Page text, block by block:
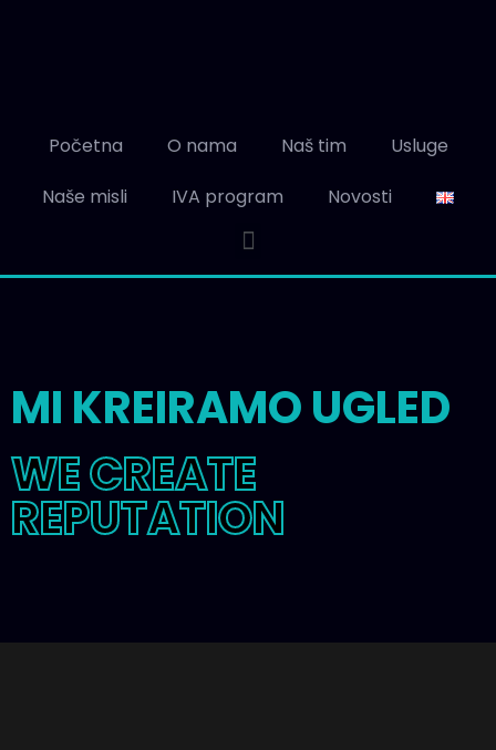
Početna O nama Naš tim
Usluge
Naše misli
IVA program Novosti
MI KREIRAMO UGLED
WE CREATE
REPUTATION